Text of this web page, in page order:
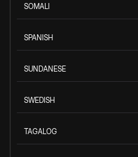
SOMALI
SPANISH
SUNDANESE
SWEDISH
TAGALOG